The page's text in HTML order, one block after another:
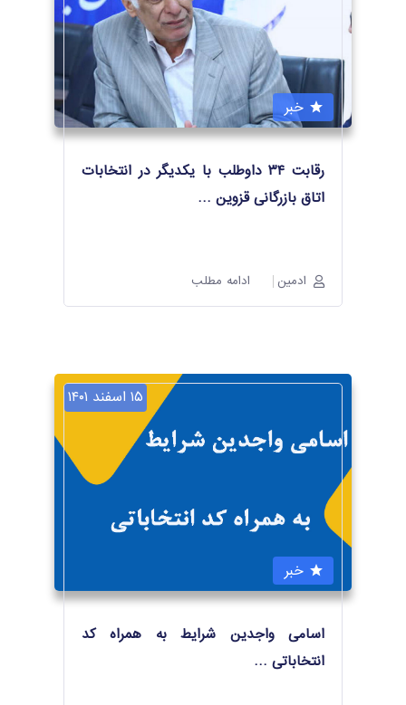
خبر
رقابت ۳۴ داوطلب با یکدیگر در انتخابات
اتاق بازرگانی قزوین …
ادمین ادامه مطلب
۱۵ اسفند ۱۴۰۱
خبر
اسامی واجدین شرایط به همراه کد
انتخاباتی …